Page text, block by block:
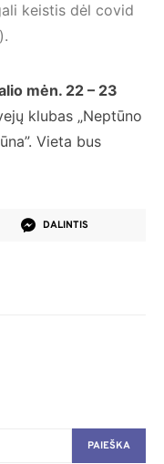
keistis dėl covid
mėn. 22 – 23
klubas „Neptūno
Vieta bus
DALINTIS
PAIEŠKA